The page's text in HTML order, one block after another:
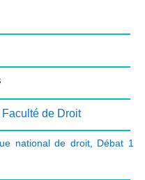
Faculté de Droit
national de droit, Débat 1